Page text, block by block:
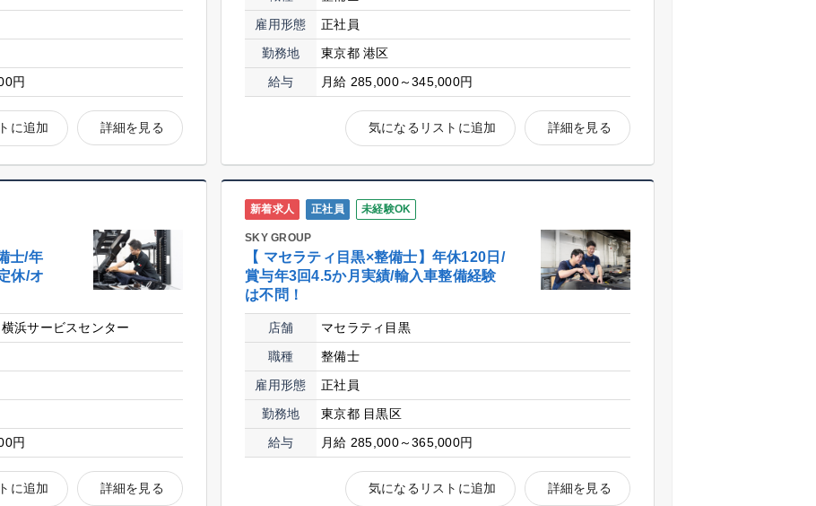
円
詳細を見る
に追加
雇用形態
正社員
勤務地
東京都 港区
給与
月給 285,000～345,000円
詳細を見る
気になるリストに追加
士/年
休/オ
浜サービスセンター
円
詳細を見る
に追加
新着求人 正社員 未経験OK
SKY GROUP
【 マセラティ目黒×整備士】年休120日/
賞与年3回4.5か月実績/輸入車整備経験
は不問！
店舗
マセラティ目黒
職種
整備士
雇用形態
正社員
勤務地
東京都 目黒区
給与
月給 285,000～365,000円
詳細を見る
気になるリストに追加